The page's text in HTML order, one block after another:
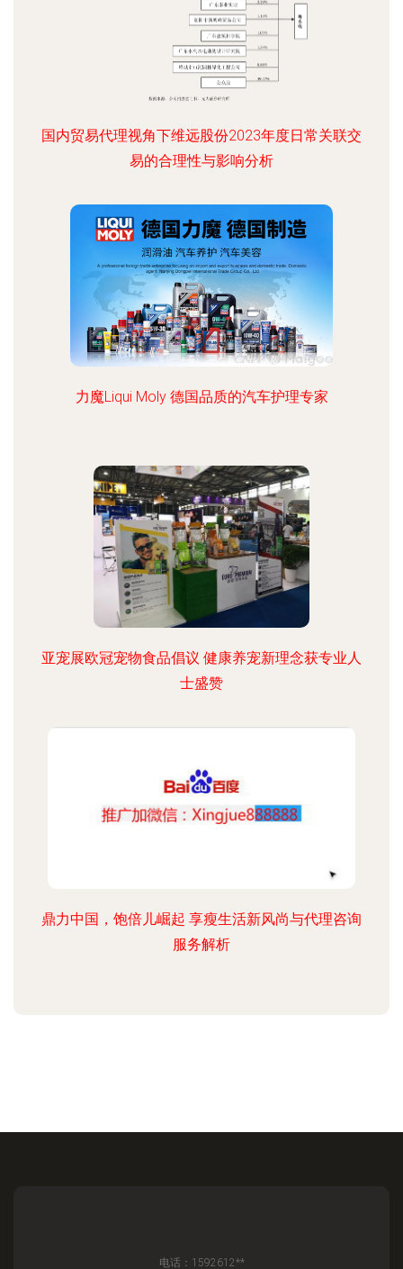
国内贸易代理视角下维远股份2023年度日常关联交
易的合理性与影响分析
力魔Liqui Moly 德国品质的汽车护理专家
亚宠展欧冠宠物食品倡议 健康养宠新理念获专业人
士盛赞
鼎力中国，饱倍儿崛起 享瘦生活新风尚与代理咨询
服务解析
电话：1592612**